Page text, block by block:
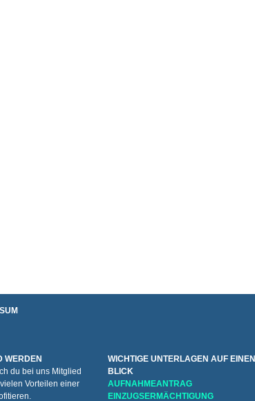
WERDEN
du bei uns Mitglied
Vorteilen einer
WICHTIGE UNTERLAGEN AUF EINEN
BLICK
AUFNAHMEANTRAG
EINZUGSERMÄCHTIGUNG